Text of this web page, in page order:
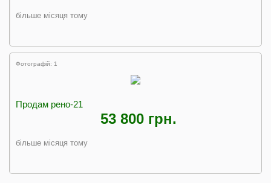
більше місяця тому
Фотографій: 1
Продам рено-21
53 800 грн.
більше місяця тому